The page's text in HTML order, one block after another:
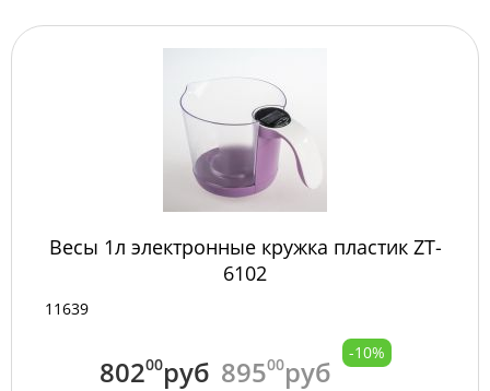
Весы 1л электронные кружка пластик ZT-
6102
11639
80200руб 89500руб
-10%